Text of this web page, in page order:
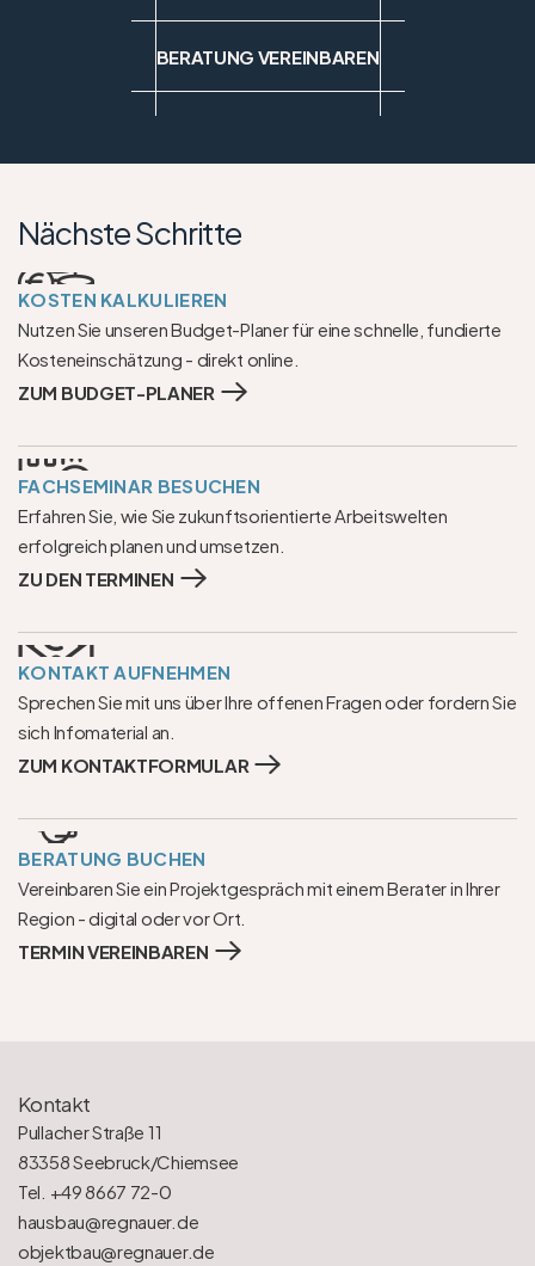
BERATUNG VEREINBAREN
Nächste Schritte
KOSTEN KALKULIEREN
Nutzen Sie unseren Budget-Planer für eine schnelle, fundierte
Kosteneinschätzung - direkt online.
ZUM BUDGET-PLANER
FACHSEMINAR BESUCHEN
Erfahren Sie, wie Sie zukunftsorientierte Arbeitswelten
erfolgreich planen und umsetzen.
ZU DEN TERMINEN
KONTAKT AUFNEHMEN
Sprechen Sie mit uns über Ihre offenen Fragen oder fordern Sie
sich Infomaterial an.
ZUM KONTAKTFORMULAR
BERATUNG BUCHEN
Vereinbaren Sie ein Projektgespräch mit einem Berater in Ihrer
Region - digital oder vor Ort.
TERMIN VEREINBAREN
Kontakt
Pullacher Straße 11
83358 Seebruck/Chiemsee
Tel. +49 8667 72-0
hausbau@regnauer.de
objektbau@regnauer.de